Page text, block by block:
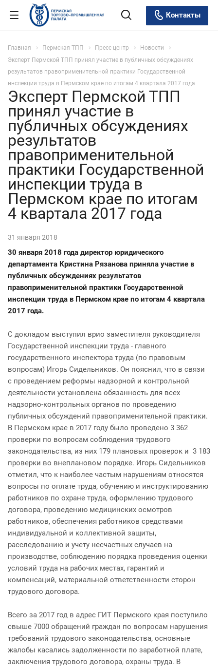
Контакты
Главная Пермская ТПП Пресс-центр
Новости
Эксперт Пермской ТПП принял участие в публичных обсуждениях
результатов правоприменительной практики Государственной
инспекции труда в Пермском крае по итогам 4 квартала 2017 года
Эксперт Пермской ТПП
принял участие в
публичных обсуждениях
результатов
правоприменительной
практики Государственной
инспекции труда в
Пермском крае по итогам
4 квартала 2017 года
31 января 2018
30 января 2018 года директор юридического
департамента Кристина Рязанова приняла участие в
публичных обсуждениях результатов
правоприменительной практики Государственной
инспекции труда в Пермском крае по итогам 4 квартала
2017 года.
С докладом выступил врио заместителя руководителя
Государственной инспекции труда - главного
государственного инспектора труда (по правовым
вопросам) Игорь Сидельников. Он пояснил, что в связи
с проведением реформы надзорной и контрольной
деятельности установлена обязанность для всех
надзорно-контрольных органов по проведению
публичных обсуждений правоприменительной практики.
В Пермском крае в 2017 году было проведено 3 362
проверки по вопросам соблюдения трудового
законодательства, из них 179 плановых проверок и 3 183
проверки во внеплановом порядке. Игорь Сидельников
отметил, что к наиболее частым нарушениям относятся
вопросы по оплате труда, обучению и инструктированию
работников по охране труда, оформлению трудового
договора, проведению медицинских осмотров
работников, обеспечения работников средствами
индивидуальной и коллективной защиты,
расследованию и учету несчастных случаев на
производстве, соблюдению порядка проведения оценки
условий труда на рабочих местах, гарантий и
компенсаций, материальной ответственности сторон
трудового договора.
Всего за 2017 год в адрес ГИТ Пермского края поступило
свыше 7000 обращений граждан по вопросам нарушения
требований трудового законодательства, основные
жалобы касались задолженности по заработной плате,
заключения трудового договора, охраны труда. В